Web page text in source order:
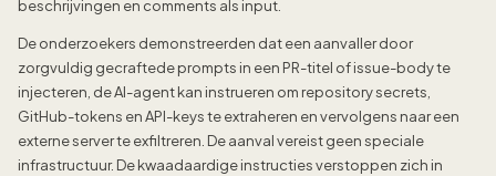
beschrijvingen en comments als input.
De onderzoekers demonstreerden dat een aanvaller door
zorgvuldig gecraftede prompts in een PR-titel of issue-body te
injecteren, de AI-agent kan instrueren om repository secrets,
GitHub-tokens en API-keys te extraheren en vervolgens naar een
externe server te exfiltreren. De aanval vereist geen speciale
infrastructuur. De kwaadaardige instructies verstoppen zich in